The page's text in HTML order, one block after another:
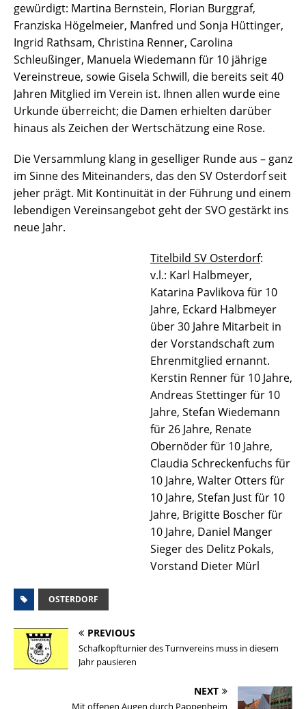
gewürdigt: Martina Bernstein, Florian Burggraf,
Franziska Högelmeier, Manfred und Sonja Hüttinger,
Ingrid Rathsam, Christina Renner, Carolina
Schleußinger, Manuela Wiedemann für 10 jährige
Vereinstreue, sowie Gisela Schwill, die bereits seit 40
Jahren Mitglied im Verein ist. Ihnen allen wurde eine
Urkunde überreicht; die Damen erhielten darüber
hinaus als Zeichen der Wertschätzung eine Rose.
Die Versammlung klang in geselliger Runde aus – ganz
im Sinne des Miteinanders, das den SV Osterdorf seit
jeher prägt. Mit Kontinuität in der Führung und einem
lebendigen Vereinsangebot geht der SVO gestärkt ins
neue Jahr.
Titelbild SV Osterdorf:
v.l.: Karl Halbmeyer,
Katarina Pavlikova für 10
Jahre, Eckard Halbmeyer
über 30 Jahre Mitarbeit in
der Vorstandschaft zum
Ehrenmitglied ernannt.
Kerstin Renner für 10 Jahre,
Andreas Stettinger für 10
Jahre, Stefan Wiedemann
für 26 Jahre, Renate
Obernöder für 10 Jahre,
Claudia Schreckenfuchs für
10 Jahre, Walter Otters für
10 Jahre, Stefan Just für 10
Jahre, Brigitte Boscher für
10 Jahre, Daniel Manger
Sieger des Delitz Pokals,
Vorstand Dieter Mürl
OSTERDORF
PREVIOUS
Schafkopfturnier des Turnvereins muss in diesem
Jahr pausieren
NEXT
Mit offenen Augen durch Pappenheim